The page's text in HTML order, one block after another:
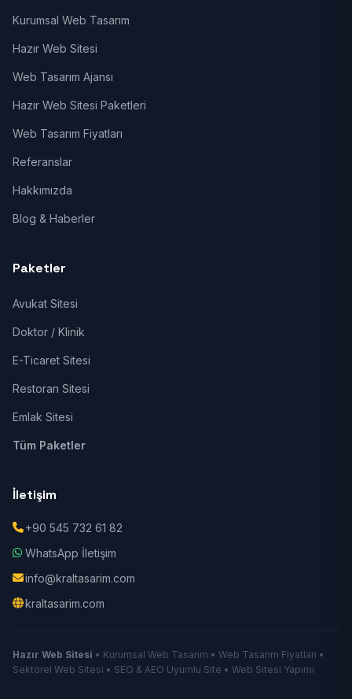
Kurumsal Web Tasarım
Hazır Web Sitesi
Web Tasarım Ajansı
Hazır Web Sitesi Paketleri
Web Tasarım Fiyatları
Referanslar
Hakkımızda
Blog & Haberler
Paketler
Avukat Sitesi
Doktor / Klinik
E-Ticaret Sitesi
Restoran Sitesi
Emlak Sitesi
Tüm Paketler
İletişim
+90 545 732 61 82
WhatsApp İletişim
info@kraltasarim.com
kraltasarim.com
Hazır Web Sitesi • Kurumsal Web Tasarım • Web Tasarım Fiyatları •
Sektörel Web Sitesi • SEO & AEO Uyumlu Site • Web Sitesi Yapımı